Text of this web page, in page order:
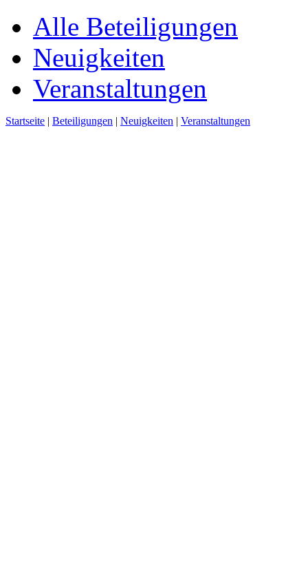
Alle Beteiligungen
Neuigkeiten
Veranstaltungen
Startseite | Beteiligungen | Neuigkeiten | Veranstaltungen